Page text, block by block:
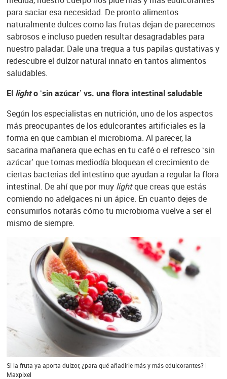
para saciar esa necesidad. De pronto alimentos
naturalmente dulces como las frutas dejan de parecernos
sabrosos e incluso pueden resultar desagradables para
nuestro paladar. Dale una tregua a tus papilas gustativas y
redescubre el dulzor natural innato en tantos alimentos
saludables.
El lighto ‘sin azúcar’ vs. una flora intestinal saludable
Según los especialistas en nutrición, uno de los aspectos
más preocupantes de los edulcorantes artificiales es la
forma en que cambian el microbioma. Al parecer, la
sacarina mañanera que echas en tu café o el refresco ‘sin
azúcar’ que tomas mediodía bloquean el crecimiento de
ciertas bacterias del intestino que ayudan a regular la flora
intestinal. De ahí que por muy lightque creas que estás
comiendo no adelgaces ni un ápice. En cuanto dejes de
consumirlos notarás cómo tu microbioma vuelve a ser el
mismo de siempre.
Si la fruta ya aporta dulzor, ¿para qué añadirle más y más edulcorantes? |
Maxpixel